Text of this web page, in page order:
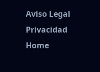
Aviso Legal
Privacidad
Home